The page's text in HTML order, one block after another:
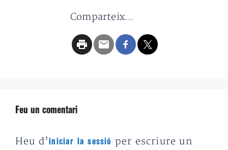
Comparteix...
Feu un comentari
Heu d'iniciar la sessió
per escriure un